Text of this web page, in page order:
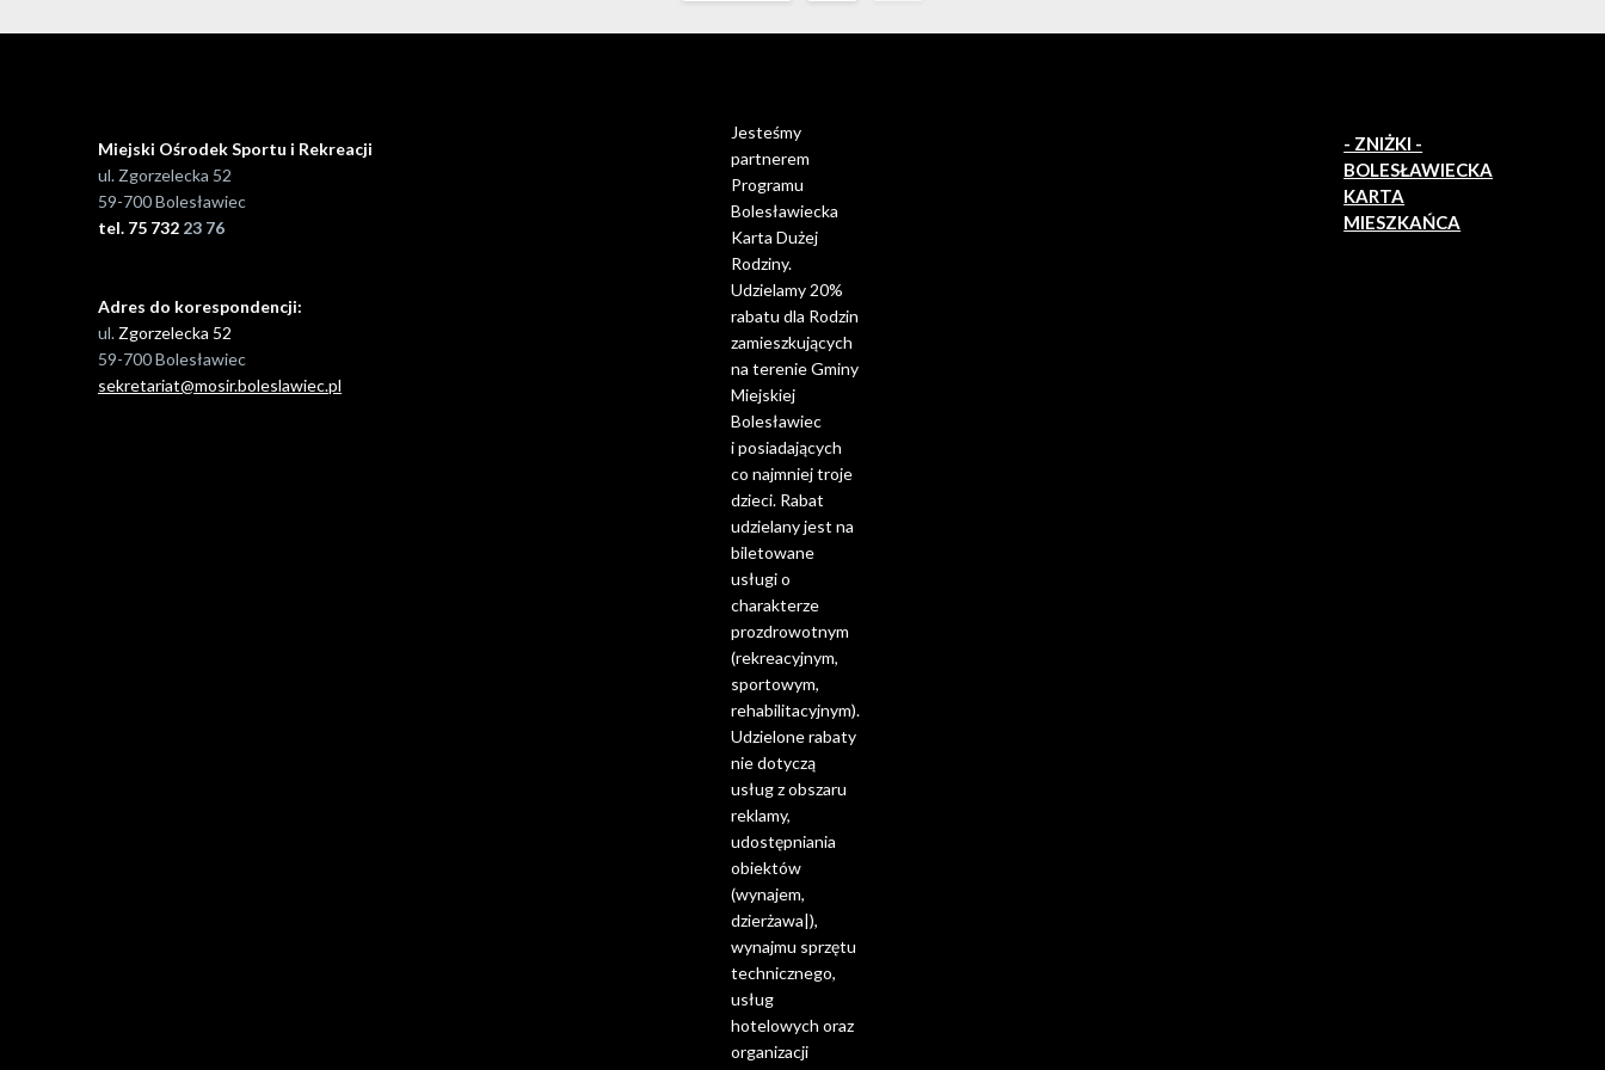
Miejski Ośrodek Sportu i Rekreacji
ul. Zgorzelecka 52
59-700 Bolesławiec
tel. 75 732 23 76
Adres do korespondencji:
ul. Zgorzelecka 52
59-700 Bolesławiec
sekretariat@mosir.boleslawiec.pl
Jesteśmy
partnerem
Programu
Bolesławiecka
Karta Dużej
Rodziny.
Udzielamy 20%
rabatu dla Rodzin
zamieszkujących
na terenie Gminy
Miejskiej
Bolesławiec
i posiadających
co najmniej troje
dzieci. Rabat
udzielany jest na
biletowane
usługi o
charakterze
prozdrowotnym
(rekreacyjnym,
sportowym,
rehabilitacyjnym).
Udzielone rabaty
nie dotyczą
usług z obszaru
reklamy,
udostępniania
obiektów
(wynajem,
dzierżawa|),
wynajmu sprzętu
technicznego,
usług
hotelowych oraz
organizacji
- ZNIŻKI -
BOLESŁAWIECKA
KARTA
MIESZKAŃCA